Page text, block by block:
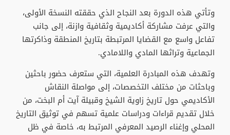
وتأتي هذه الدورة بعد النجاح الذي حققته النسخة الأولى،
والتي عرفت مشاركة أكاديمية وثقافية وازنة، إلى جانب
تفاعل واسع مع القضايا المرتبطة بتاريخ المنطقة وذاكرتها
الجماعية وتراثها المادي واللامادي.
وتهدف هذه المبادرة العلمية، التي ستعرف حضور باحثين
وباحثات من مختلف التخصصات، إلى مواصلة النقاش
الأكاديمي حول تاريخ زاوية الشيخ وقبيلة آيت أم البخت، من
خلال تقديم قراءات ودراسات علمية تسهم في توثيق التاريخ
المحلي وإغناء الرصيد المعرفي المرتبط به، خاصة في ظل